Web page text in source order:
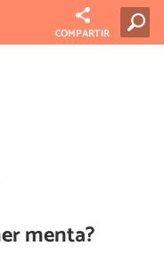
COMPARTIR
menta?